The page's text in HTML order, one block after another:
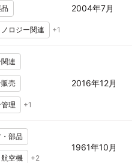
ロジー関連 +1
2004年7月
連
売
理 +1
2016年12月
部品
航空機 +2
1961年10月